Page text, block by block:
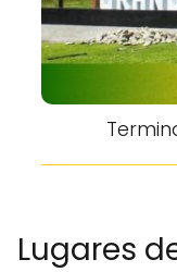
Lugares